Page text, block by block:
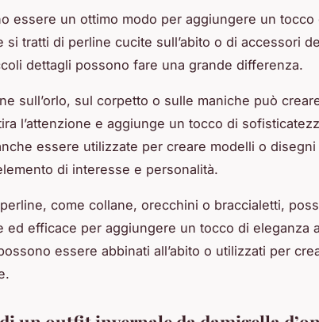
essere un ottimo modo per aggiungere un tocco
si tratti di perline cucite sull’abito o di accessori
dettagli possono fare una grande differenza.
sull’orlo, sul corpetto o sulle maniche può
l’attenzione e aggiunge un tocco di
essere utilizzate per creare modelli o disegni
di interesse e personalità.
come collane, orecchini o braccialetti,
ed efficace per aggiungere un tocco di eleganza
essere abbinati all’abito o utilizzati per